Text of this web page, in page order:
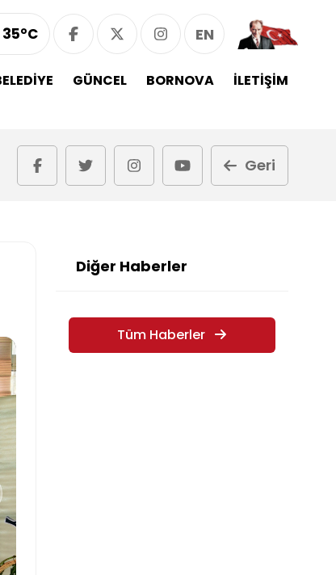
35°C EN
GÜNCEL BORNOVA İLETİŞİM
Geri
Diğer Haberler
Tüm Haberler